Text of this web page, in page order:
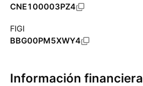
CNE100003PZ4
FIGI
BBG00PM5XWY4
Información financiera